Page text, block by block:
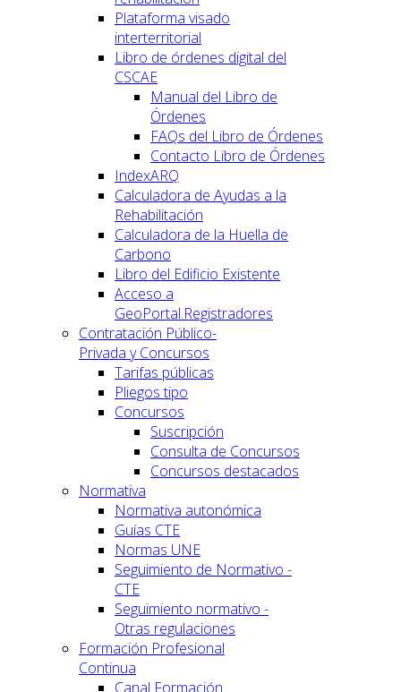
Plataforma visado
interterritorial
Libro de órdenes digital del
CSCAE
Manual del Libro de
Órdenes
FAQs del Libro de Órdenes
Contacto Libro de Órdenes
IndexARQ
Calculadora de Ayudas a la
Rehabilitación
Calculadora de la Huella de
Carbono
Libro del Edificio Existente
Acceso a
GeoPortal.Registradores
Contratación Público-
Privada y Concursos
Tarifas públicas
Pliegos tipo
Concursos
Suscripción
Consulta de Concursos
Concursos destacados
Normativa
Normativa autonómica
Guías CTE
Normas UNE
Seguimiento de Normativo -
CTE
Seguimiento normativo -
Otras regulaciones
Formación Profesional
Continua
Canal Formación